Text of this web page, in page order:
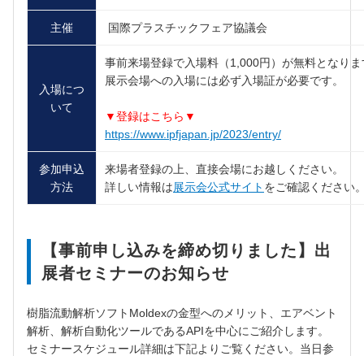
主催 国際プラスチックフェア協議会
入場につ
いて
事前来場登録で入場料（1,000円）が無料となりま
展示会場への入場には必ず入場証が必要です。
▼登録はこちら▼
https://www.ipfjapan.jp/2023/entry/
参加申込
方法
来場者登録の上、直接会場にお越しください。
詳しい情報は展示会公式サイト をご確認ください
【事前申し込みを締め切りました】出
展者セミナーのお知らせ
樹脂流動解析ソフトMoldexの金型へのメリット、エアベント
解析、解析自動化ツールであるAPIを中心に ご紹介します。
セミナースケジュール詳細は下記よりご覧ください。当日参